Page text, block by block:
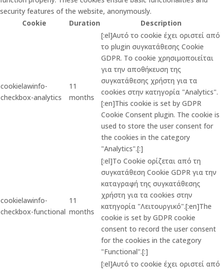
security features of the website, anonymously.
Cookie
Duration Description
cookielawinfo-
checkbox-analytics
11
months
[:el]Αυτό το cookie έχει οριστεί από
το plugin συγκατάθεσης Cookie
GDPR. Το cookie χρησιμοποιείται
για την αποθήκευση της
συγκατάθεσης χρήστη για τα
cookies στην κατηγορία "Analytics".
[:en]This cookie is set by GDPR
Cookie Consent plugin. The cookie is
used to store the user consent for
the cookies in the category
"Analytics".[:]
cookielawinfo-
checkbox-functional
11
months
[:el]Το Cookie ορίζεται από τη
συγκατάθεση Cookie GDPR για την
καταγραφή της συγκατάθεσης
χρήστη για τα cookies στην
κατηγορία "Λειτουργικό".[:en]The
cookie is set by GDPR cookie
consent to record the user consent
for the cookies in the category
"Functional".[:]
[:el]Αυτό το cookie έχει οριστεί από